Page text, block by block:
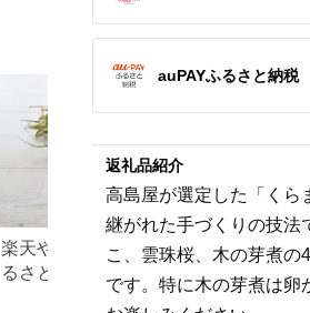
特産品 名産 特産 名産
品 ご当地 グルメ お取
り寄せ 取り寄せ カジ
さしみ 刺し身 お刺身
セット 白身魚 おつま
飯のお供 淡路島
無料 お取り寄せ
楽天やふるなびで人気！ふ
るさと納税「3,000円」の返
青森
税の
auPAYふるさと納税
返礼品紹介
高島屋が選定した「くら
継がれた手づくりの技法
こ、雲珠桜、木の芽煮の
です。特に木の芽煮は卵